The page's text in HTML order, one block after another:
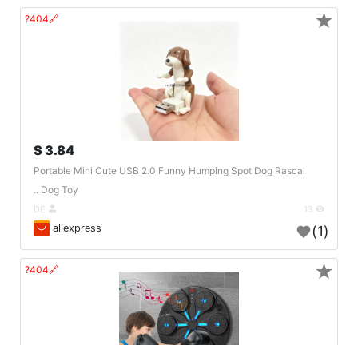
🔗404?
3.84 $
Portable Mini Cute USB 2.0 Funny Humping Spot Dog Rascal
Dog Toy ..
aliexpress (1)
★
🔗404? ★